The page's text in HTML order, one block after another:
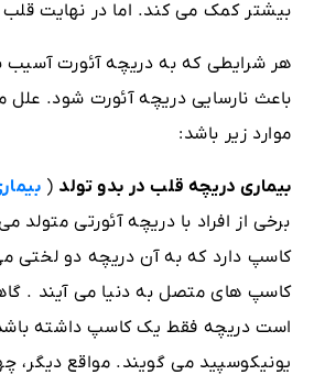
بیشتر کمک می کند. اما در نهایت
هر شرایطی که به دریچه آئورت آسیب
باعث نارسایی دریچه آئورت شود.
موارد زیر باشد:
بیماری دریچه قلب در بدو تولد (
برخی از افراد با دریچه آئورتی متولد
کاسپ دارد که به آن دریچه دو لختی
کاسپ های متصل به دنیا می آیند .
است دریچه فقط یک کاسپ داشته
یونیکوسپید می گویند. مواقع دیگر،